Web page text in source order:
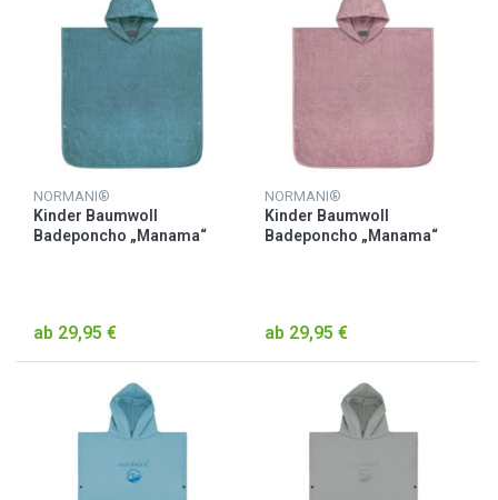
NORMANI®
Kinder Baumwoll
Badeponcho „Manama“
ab 29,95 €
NORMANI®
Kinder Baumwoll
Badeponcho „Manama“
ab 29,95 €